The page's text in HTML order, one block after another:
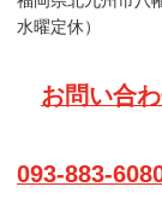
水曜定休）
お問い合
093-883-